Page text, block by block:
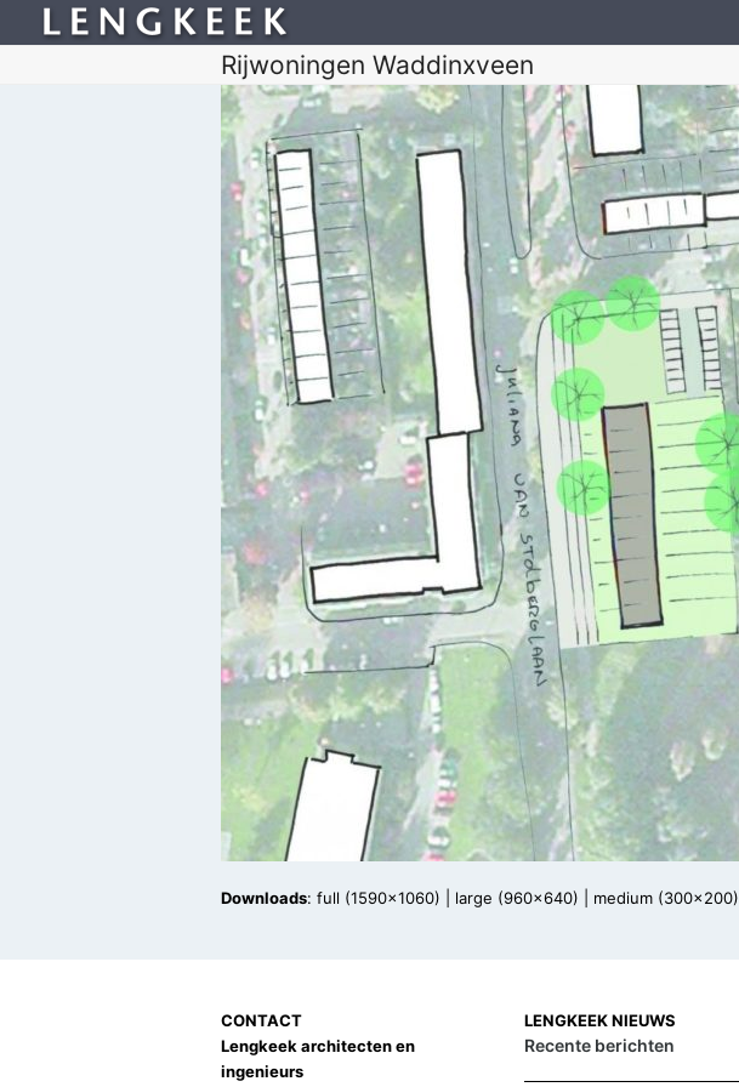
Rijwoningen Waddinxveen
Downloads: full (1590x1060) large (960x640) medium (300x200)
CONTACT
Lengkeek architecten en
ingenieurs
LENGKEEK NIEUWS
Recente berichten